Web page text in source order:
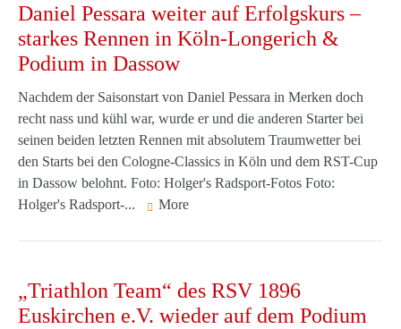
Daniel Pessara weiter auf Erfolgskurs –
starkes Rennen in Köln-Longerich &
Podium in Dassow
Nachdem der Saisonstart von Daniel Pessara in Merken doch
recht nass und kühl war, wurde er und die anderen Starter bei
seinen beiden letzten Rennen mit absolutem Traumwetter bei
den Starts bei den Cologne-Classics in Köln und dem RST-Cup
in Dassow belohnt. Foto: Holger's Radsport-Fotos Foto:
Holger's Radsport-...
More
„Triathlon Team“ des RSV 1896
Euskirchen e.V. wieder auf dem Podium